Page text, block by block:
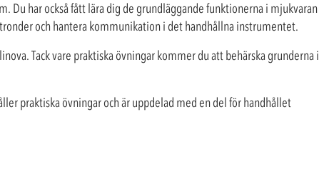
Du har också fått lära dig de grundläggande funktionerna i mjukvaran
och hantera kommunikation i det handhållna instrumentet.
Tack vare praktiska övningar kommer du att behärska grunderna i
praktiska övningar och är uppdelad med en del för handhållet